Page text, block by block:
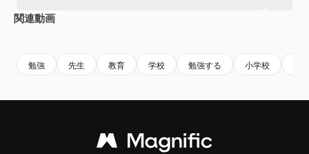
関連動画
勉強 先生 教育 学校 勉強する 小学校